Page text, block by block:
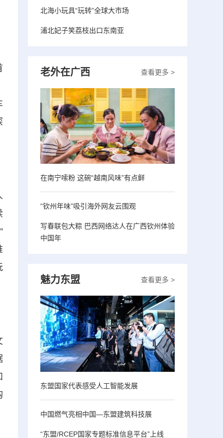
北海小玩具“玩转”全球大市场
浦北妃子笑荔枝出口东南亚
查看更多 >
老外在广西
在南宁嗦粉 这碗“越南风味”有点鲜
“钦州年味”吸引海外网友云围观
写春联包大粽 巴西网络达人在广西钦州体验
中国年
查看更多 >
魅力东盟
东盟国家代表感受人工智能发展
中国燃气亮相中国—东盟建筑科技展
“东盟/RCEP国家专题标准信息平台”上线